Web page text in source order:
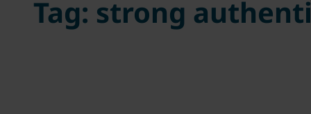
Tag: strong